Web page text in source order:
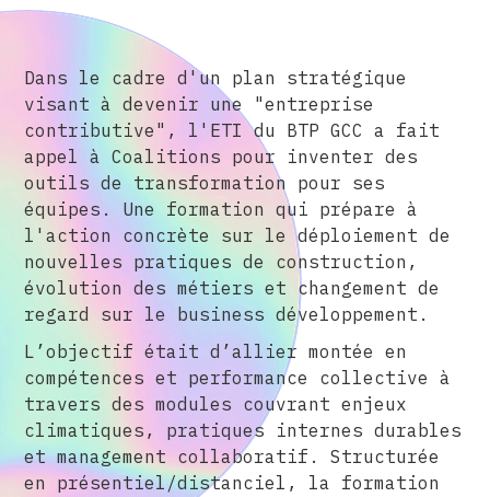
Dans le cadre d'un plan stratégique
visant à devenir une "entreprise
contributive", l'ETI du BTP GCC a fait
appel à Coalitions pour inventer des
outils de transformation pour ses
équipes. Une formation qui prépare à
l'action concrète sur le déploiement de
nouvelles pratiques de construction,
évolution des métiers et changement de
regard sur le business développement.
L’objectif était d’allier montée en
compétences et performance collective à
travers des modules couvrant enjeux
climatiques, pratiques internes durables
et management collaboratif. Structurée
en présentiel/distanciel, la formation